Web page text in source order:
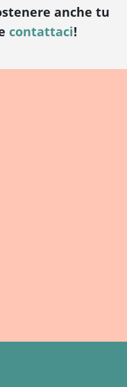
anche tu
contattaci!